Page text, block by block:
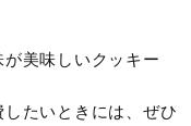
美味しいクッキー
たいときには、ぜひ